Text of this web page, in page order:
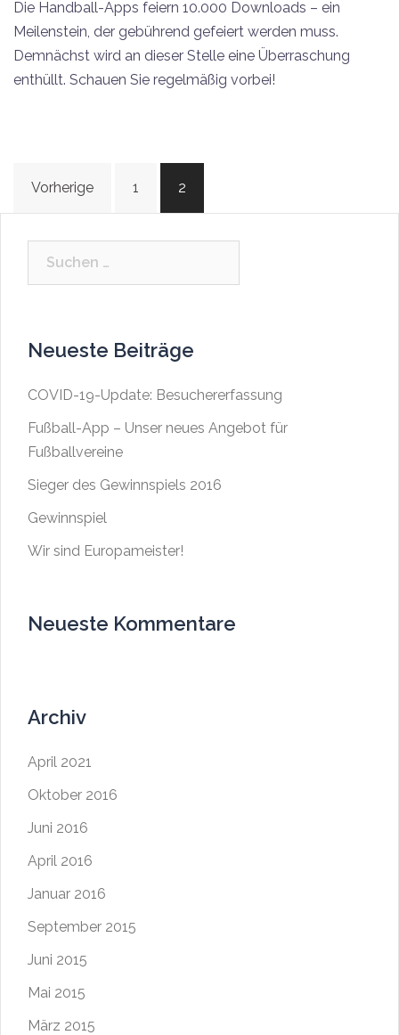
Die Handball-Apps feiern 10.000 Downloads – ein
Meilenstein, der gebührend gefeiert werden muss.
Demnächst wird an dieser Stelle eine Überraschung
enthüllt. Schauen Sie regelmäßig vorbei!
Beitragsnavigation
Vorherige 1 2
Neueste Beiträge
COVID-19-Update: Besuchererfassung
Fußball-App – Unser neues Angebot für
Fußballvereine
Sieger des Gewinnspiels 2016
Gewinnspiel
Wir sind Europameister!
Neueste Kommentare
Archiv
April 2021
Oktober 2016
Juni 2016
April 2016
Januar 2016
September 2015
Juni 2015
Mai 2015
März 2015